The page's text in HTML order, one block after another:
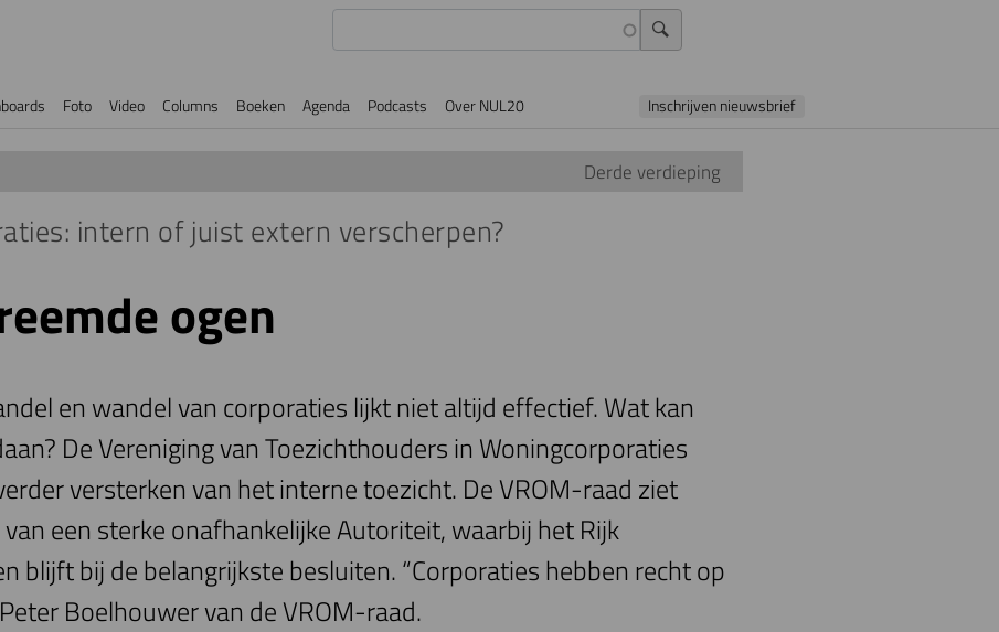
Foto Video Columns Boeken Agenda Podcasts Over NUL20 Inschrijven nieuwsbrief
Derde verdieping
intern of juist extern verscherpen?
ogen
en wandel van corporaties lijkt niet altijd effectief. Wat kan
De Vereniging van Toezichthouders in Woningcorporaties
versterken van het interne toezicht. De VROM-raad ziet
een sterke onafhankelijke Autoriteit, waarbij het Rijk
blijft bij de belangrijkste besluiten. “Corporaties hebben recht op
Boelhouwer van de VROM-raad.